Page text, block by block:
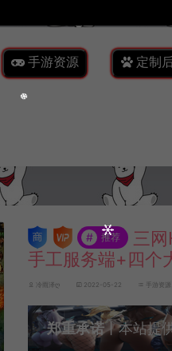
手游资源 定制
# 推荐
三
手工服务端+四个
冷雨泽ღ 2022-05-22 手游资源
郑重承诺丨本站提